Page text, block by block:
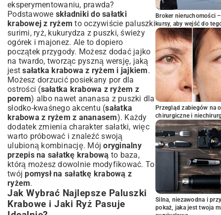
eksperymentowaniu, prawda?
Podstawowe składniki do sałatki
krabowej z ryżem to oczywiście paluszki
surimi, ryż, kukurydza z puszki, świeży
ogórek i majonez. Ale to dopiero
początek przygody. Możesz dodać jajko
na twardo, tworząc pyszną wersję, jaką
jestsałatka krabowa z ryżem i jajkiem.
Możesz dorzucić posiekany por dla
ostrości (sałatka krabowa z ryżem z
porem) albo nawet ananasa z puszki dla
słodko-kwaśnego akcentu (sałatka
krabowa z ryżem z ananasem). Każdy
dodatek zmienia charakter sałatki, więc
warto próbować i znaleźć swoją
ulubioną kombinację. Mójoryginalny
przepis na sałatkę krabową to baza,
którą możesz dowolnie modyfikować. To
twójpomysł na sałatkę krabową z
ryżem.
Jak Wybrać Najlepsze Paluszki
Krabowe i Jaki Ryż Pasuje
Broker nieruchomości
kursy, aby wejść do
Przegląd zabiegów na
chirurgiczne i
Silna, niezawodna i
pokaż, jaka jest twoja